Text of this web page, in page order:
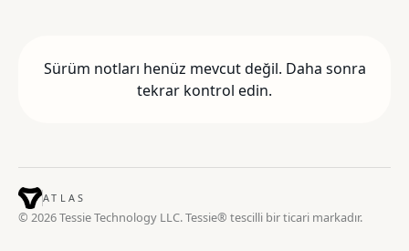
Sürüm notları henüz mevcut değil. Daha sonra
tekrar kontrol edin.
ATLAS
© 2026 Tessie Technology LLC. Tessie® tescilli bir ticari markadır.